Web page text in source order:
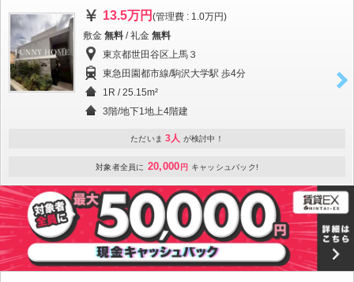
13.5万円 (管理費 : 1.0万円)
敷金 無料 / 礼金 無料
東京都世田谷区上馬３
東急田園都市線/駒沢大学駅 歩4分
1R / 25.15m²
3階/地下1地上4階建
ただいま 3人 が検討中！
対象者全員に 20,000 円 キャッシュバック!